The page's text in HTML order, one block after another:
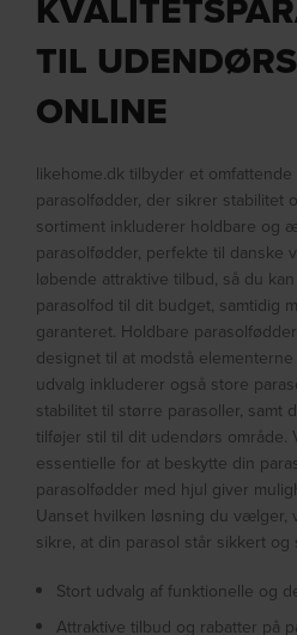
TIL
ONLINE
likehome.dk tilbyder et
parasolfødder, der sikrer stabilitet
sortiment inkluderer holdbare og
parasolfødder, perfekte til danske
løbende attraktive tilbud, så du
parasolfod til dit budget, samtidig
garanteret. Holdbare
designet til at modstå
udvalg inkluderer også store
stabilitet til større parasoller, samt
tilføjer stil til dit udendørs område.
essentielle for at beskytte din
parasolfødder med hjul giver
Uanset hvilken løsning du vælger,
sikre, at din parasol står sikkert
Stort udvalg af funktionelle og
Attraktive tilbud og rabatter på